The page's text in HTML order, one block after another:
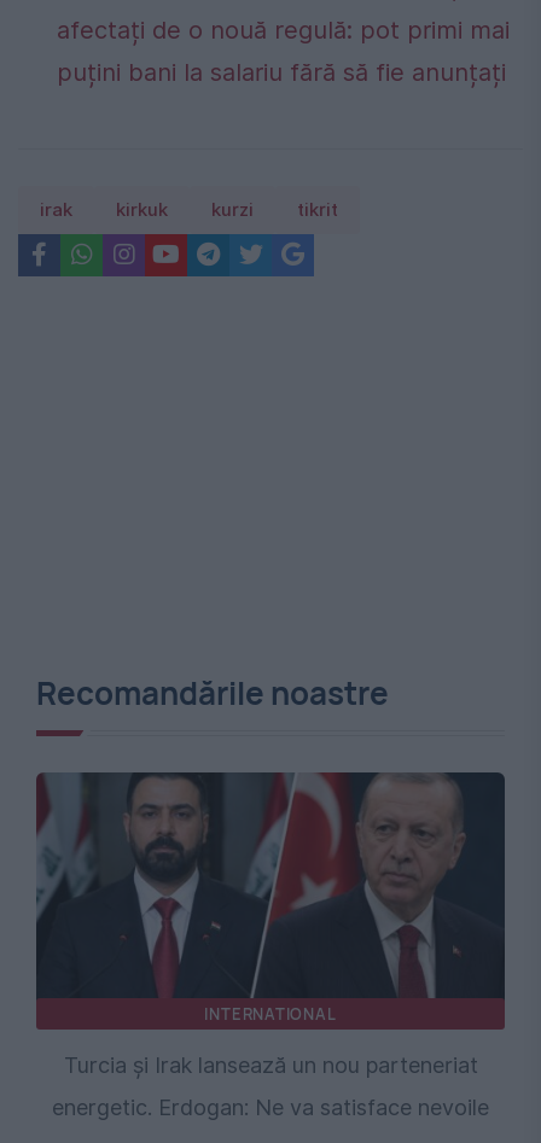
afectați de o nouă regulă: pot primi mai
puțini bani la salariu fără să fie anunțați
irak kirkuk kurzi tikrit
Recomandările noastre
INTERNATIONAL
Turcia și Irak lansează un nou parteneriat
energetic. Erdogan: Ne va satisface nevoile